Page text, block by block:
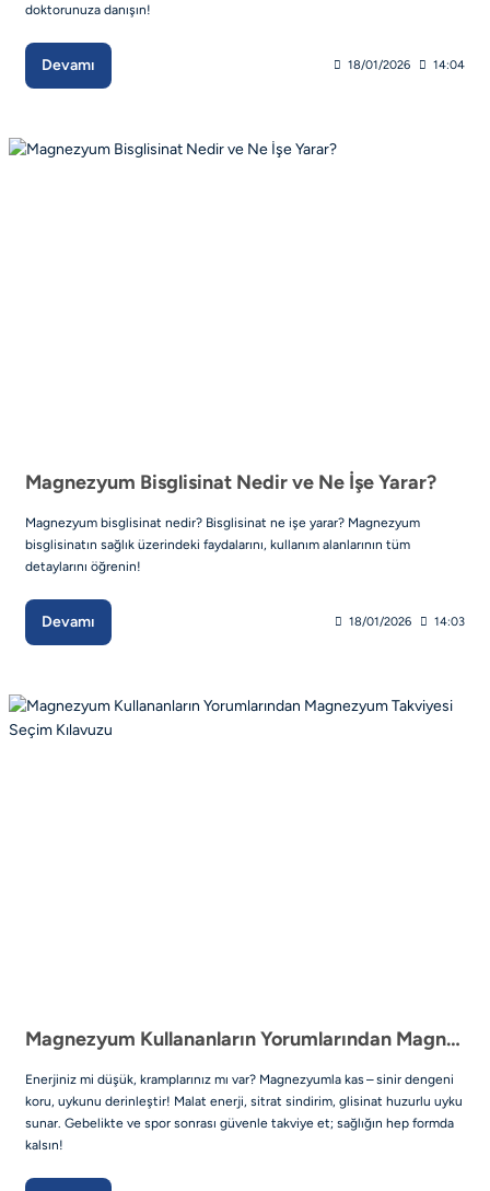
doktorunuza danışın!
Devamı 18/01/2026 14:04
Magnezyum Bisglisinat Nedir ve Ne İşe Yarar?
Magnezyum bisglisinat nedir? Bisglisinat ne işe yarar? Magnezyum
bisglisinatın sağlık üzerindeki faydalarını, kullanım alanlarının tüm
detaylarını öğrenin!
Devamı 18/01/2026 14:03
Magnezyum Kullananların Yorumlarından Magnezyum Takviyesi Seçim Kılavuzu
Enerjiniz mi düşük, kramplarınız mı var? Magnezyumla kas – sinir dengeni
koru, uykunu derinleştir! Malat enerji, sitrat sindirim, glisinat huzurlu uyku
sunar. Gebelikte ve spor sonrası güvenle takviye et; sağlığın hep formda
kalsın!